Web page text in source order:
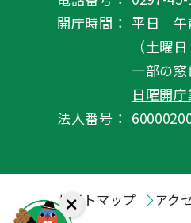
開庁時間： 平日 午
（土曜
一部の窓
日曜開
法人番号：
サイトマップ アク